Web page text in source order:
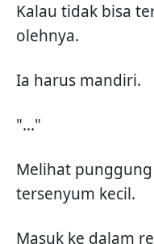
Kalau tidak bisa
olehnya.
Ia harus mandiri.
"..."
Melihat
tersenyum kecil.
Masuk ke dalam